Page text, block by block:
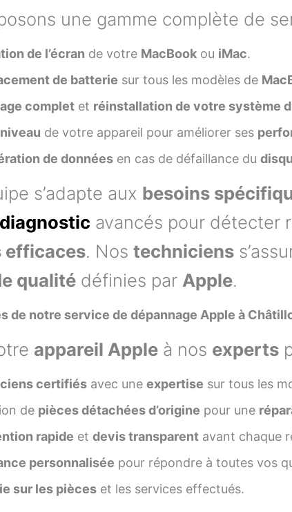
une gamme complète de
de l’écran de votre MacBook ou iMac.
de batterie sur tous les modèles de
complet et réinstallation de votre système
de votre appareil pour améliorer ses
de données en cas de défaillance du
s’adapte aux besoins
diagnostic avancés pour détecter
efficaces. Nos techniciens
qualité définies par Apple.
de notre service de dépannage Apple à
appareil Apple à nos experts
certifiés avec une expertise sur tous les
de pièces détachées d’origine pour une
rapide et devis transparent avant chaque
personnalisée pour répondre à toutes vos
sur les pièces et les services effectués.